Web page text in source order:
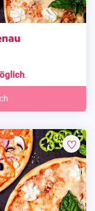
.